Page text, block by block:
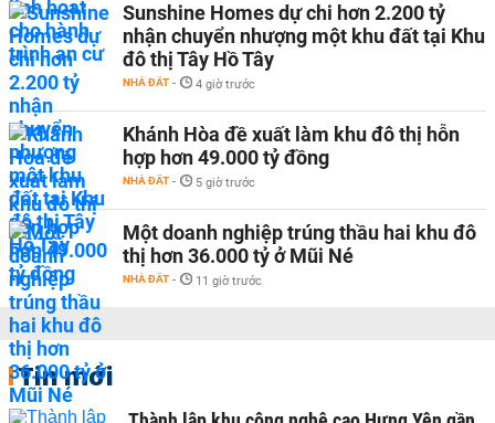
Sunshine Homes dự chi hơn 2.200 tỷ
nhận chuyển nhượng một khu đất tại Khu
đô thị Tây Hồ Tây
NHÀ ĐẤT - 4 giờ trước
Khánh Hòa đề xuất làm khu đô thị hỗn
hợp hơn 49.000 tỷ đồng
NHÀ ĐẤT - 5 giờ trước
Một doanh nghiệp trúng thầu hai khu đô
thị hơn 36.000 tỷ ở Mũi Né
NHÀ ĐẤT - 11 giờ trước
Tin mới